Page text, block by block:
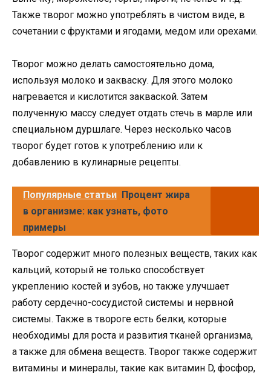
Также творог можно употреблять в чистом виде, в
сочетании с фруктами и ягодами, медом или орехами.
Творог можно делать самостоятельно дома,
используя молоко и закваску. Для этого молоко
нагревается и кислотится закваской. Затем
полученную массу следует отдать стечь в марле или
специальном дуршлаге. Через несколько часов
творог будет готов к употреблению или к
добавлению в кулинарные рецепты.
Популярные статьи Процент жира
в организме: как узнать, фото
примеры
Творог содержит много полезных веществ, таких как
кальций, который не только способствует
укреплению костей и зубов, но также улучшает
работу сердечно-сосудистой системы и нервной
системы. Также в твороге есть белки, которые
необходимы для роста и развития тканей организма,
а также для обмена веществ. Творог также содержит
витамины и минералы, такие как витамин D, фосфор,